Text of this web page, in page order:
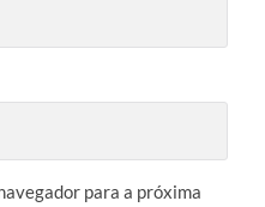
para a próxima